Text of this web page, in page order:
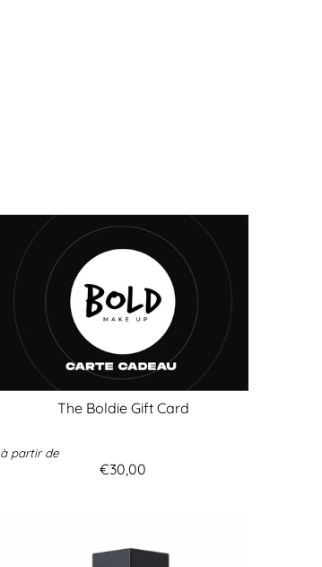
The Boldie Gift Card
à partir de
€30,00